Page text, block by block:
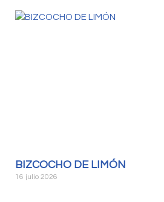
BIZCOCHO DE LIMÓN
16 julio 2026